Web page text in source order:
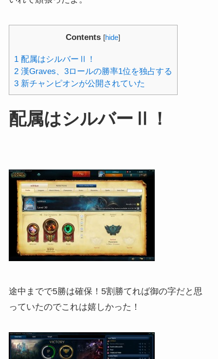
Contents [hide]
1配属はシルバーⅡ！
2漢Graves、3ロールの勝率1位を独占する
3新チャンピオンが公開されていた
配属はシルバーⅡ！
途中までで5勝は確保！5割勝てれば御の字だと思
っていたのでこれは嬉しかった！